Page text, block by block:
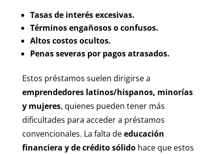
Tasas de interés excesivas.
Términos engañosos o confusos.
Altos costos ocultos.
Penas severas por pagos atrasados.
Estos préstamos suelen dirigirse a
emprendedores latinos/hispanos, minorías
y mujeres, quienes pueden tener más
dificultades para acceder a préstamos
convencionales. La falta deeducación
financiera y de crédito sólidohace que estos